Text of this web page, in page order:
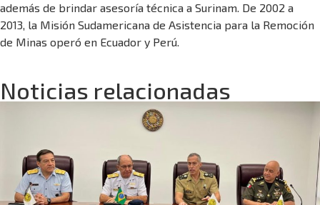
además de brindar asesoría técnica a Surinam. De 2002 a
2013, la Misión Sudamericana de Asistencia para la Remoción
de Minas operó en Ecuador y Perú.
Noticias relacionadas